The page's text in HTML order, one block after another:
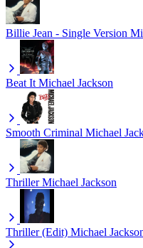
Billie Jean - Single Version
Beat It Michael Jackson
Smooth Criminal Michael
Thriller Michael Jackson
Thriller (Edit) Michael